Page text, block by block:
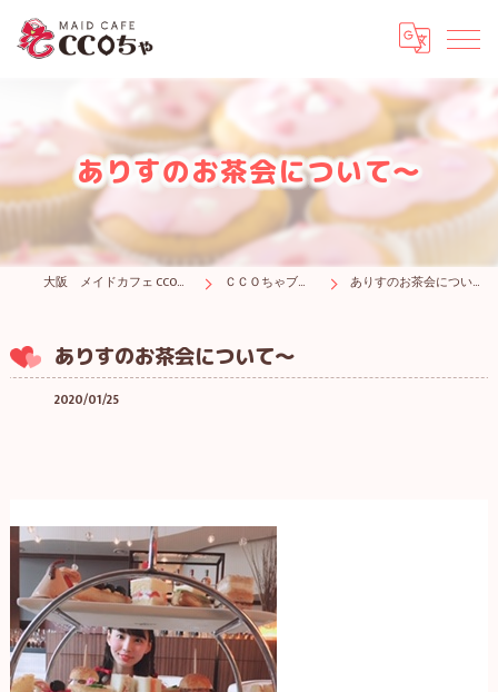
ありすのお茶会について〜
大阪 メイドカフェ CCOちゃ ＣＣＯちゃブログ ありすのお茶会について〜
ありすのお茶会について〜
2020/01/25